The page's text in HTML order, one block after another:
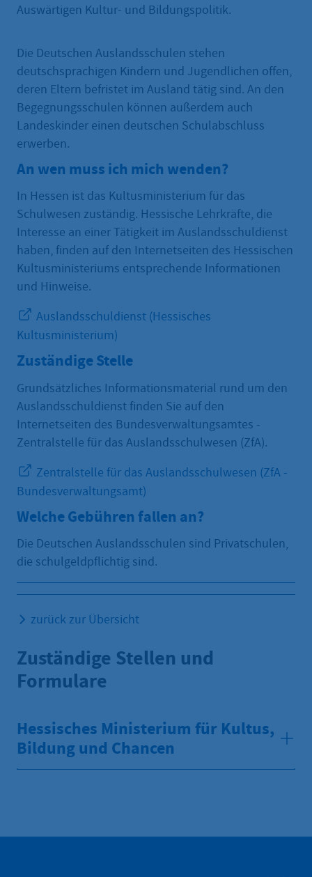
Auswärtigen Kultur- und Bildungspolitik.
Die Deutschen Auslandsschulen stehen
deutschsprachigen Kindern und Jugendlichen offen,
deren Eltern befristet im Ausland tätig sind. An den
Begegnungsschulen können außerdem auch
Landeskinder einen deutschen Schulabschluss
erwerben.
An wen muss ich mich wenden?
In Hessen ist das Kultusministerium für das
Schulwesen zuständig. Hessische Lehrkräfte, die
Interesse an einer Tätigkeit im Auslandsschuldienst
haben, finden auf den Internetseiten des Hessischen
Kultusministeriums entsprechende Informationen
und Hinweise.
Auslandsschuldienst (Hessisches
Kultusministerium)
Zuständige Stelle
Grundsätzliches Informationsmaterial rund um den
Auslandsschuldienst finden Sie auf den
Internetseiten des Bundesverwaltungsamtes -
Zentralstelle für das Auslandsschulwesen (ZfA).
Zentralstelle für das Auslandsschulwesen (ZfA -
Bundesverwaltungsamt)
Welche Gebühren fallen an?
Die Deutschen Auslandsschulen sind Privatschulen,
die schulgeldpflichtig sind.
zurück zur Übersicht
Zuständige Stellen und
Formulare
Hessisches Ministerium für Kultus,
Bildung und Chancen